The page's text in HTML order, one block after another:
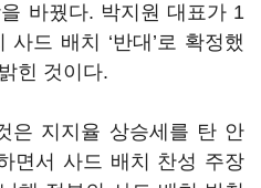
바꿨다. 박지원 대표가 1
드 배치 ‘반대’로 확정했
힌 것이다.
은 지지율 상승세를 탄 안
면서 사드 배치 찬성 주장